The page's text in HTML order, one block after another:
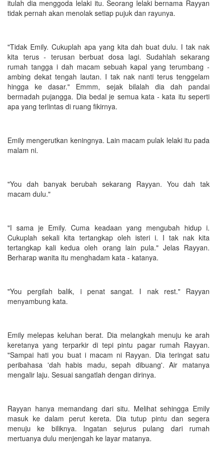
itulah dia menggoda lelaki itu. Seorang lelaki bernama Rayyan
tidak pernah akan menolak setiap pujuk dan rayunya.
"Tidak Emily. Cukuplah apa yang kita dah buat dulu. I tak nak
kita terus - terusan berbuat dosa lagi. Sudahlah sekarang
rumah tangga i dah macam sebuah kapal yang terumbang -
ambing dekat tengah lautan. I tak nak nanti terus tenggelam
hingga ke dasar." Emmm, sejak bilalah dia dah pandai
bermadah pujangga. Dia bedal je semua kata - kata itu seperti
apa yang terlintas di ruang fikirnya.
Emily mengerutkan keningnya. Lain macam pulak lelaki itu pada
malam ni.
"You dah banyak berubah sekarang Rayyan. You dah tak
macam dulu."
"I sama je Emily. Cuma keadaan yang mengubah hidup i.
Cukuplah sekali kita tertangkap oleh isteri i. I tak nak kita
tertangkap kali kedua oleh orang lain pula." Jelas Rayyan.
Berharap wanita itu menghadam kata - katanya.
"You pergilah balik, i penat sangat. I nak rest." Rayyan
menyambung kata.
Emily melepas keluhan berat. Dia melangkah menuju ke arah
keretanya yang terparkir di tepi pintu pagar rumah Rayyan.
"Sampai hati you buat i macam ni Rayyan. Dia teringat satu
peribahasa 'dah habis madu, sepah dibuang'. Air matanya
mengalir laju. Sesuai sangatlah dengan dirinya.
Rayyan hanya memandang dari situ. Melihat sehingga Emily
masuk ke dalam perut kereta. Dia tutup pintu dan segera
menuju ke biliknya. Ingatan sejurus pulang dari rumah
mertuanya dulu menjengah ke layar matanya.